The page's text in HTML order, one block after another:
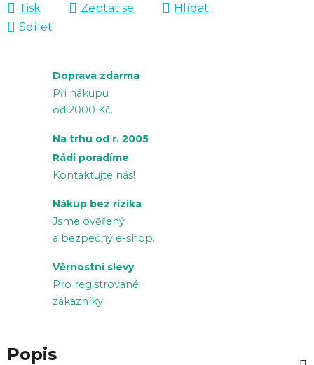
Tisk Zeptat se
Hlídat
Sdílet
Doprava zdarma
Při nákupu
od 2000 Kč.
Na trhu od r. 2005
Rádi poradíme
Kontaktujte nás!
Nákup bez rizika
Jsme ověřený
a bezpečný e-shop.
Věrnostní slevy
Pro registrované
zákazníky.
Popis